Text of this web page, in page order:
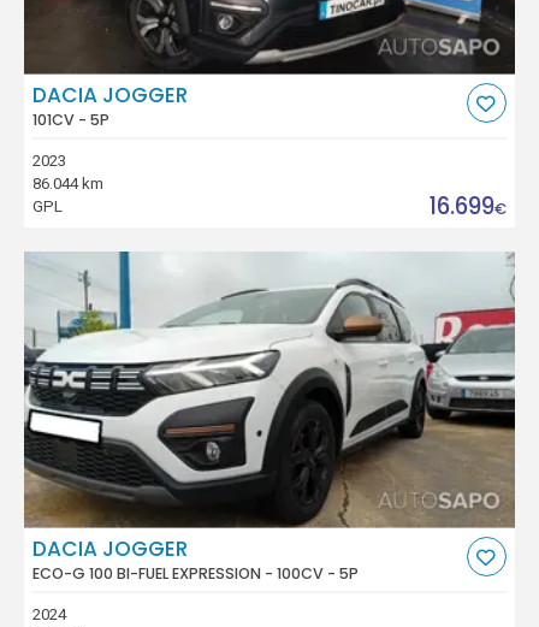
DACIA JOGGER
101CV - 5P
2023
86.044 km
GPL
16.699€
DACIA JOGGER
ECO-G 100 BI-FUEL EXPRESSION - 100CV - 5P
2024